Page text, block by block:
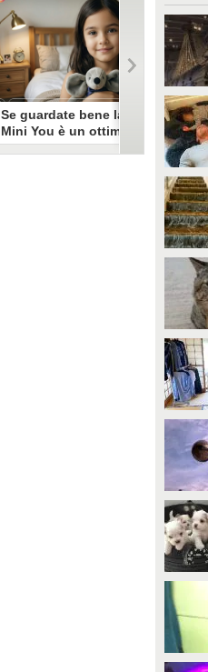
Se guardate bene la foto
Mini You è un ottimo modo
per regalare i dati
Il nuovo trend su Instagram, Mini
You, in cui si pubblica una foto da
bambini e una attuale, è una vera
generativa. Si stimano 40 milioni